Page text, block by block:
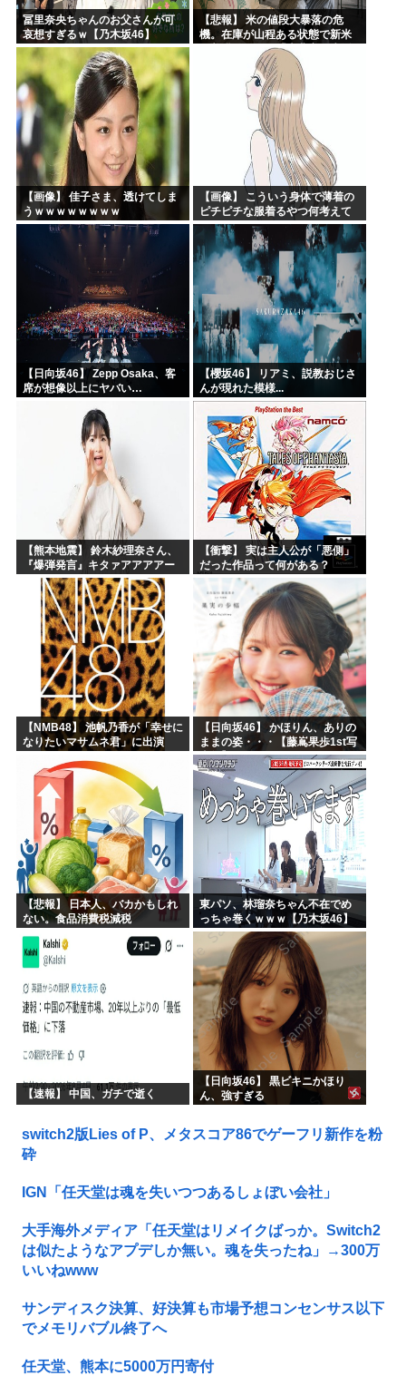
冨里奈央ちゃんのお父さんが可
哀想すぎるｗ【乃木坂46】
【悲報】 米の値段大暴落の危
機。在庫が山程ある状態で新米
の収穫始まる。「米農家が生活
【画像】 佳子さま、透けてしま
うｗｗｗｗｗｗｗｗ
【画像】 こういう身体で薄着の
ピチピチな服着るやつ何考えて
るんだよ
【日向坂46】 Zepp Osaka、客
席が想像以上にヤバい…
【櫻坂46】 リアミ、説教おじさ
んが現れた模様...
【熊本地震】 鈴木紗理奈さん、
『爆弾発言』キタァアアアアー
ーーーーー！！
【衝撃】 実は主人公が「悪側」
だった作品って何がある？
【NMB48】 池帆乃香が「幸せに
なりたいマサムネ君」に出演
【日向坂46】 かほりん、ありの
ままの姿・・・【藤嶌果歩1st写
真集】
【悲報】 日本人、バカかもしれ
ない。食品消費税減税
賛成してしまう
東パソ、林瑠奈ちゃん不在でめ
っちゃ巻くｗｗｗ【乃木坂46】
【速報】 中国、ガチで逝く
【日向坂46】 黒ビキニかほり
ん、強すぎる
switch2版Lies of P、メタスコア86でゲーフリ新作を粉
砕
IGN「任天堂は魂を失いつつあるしょぼい会社」
大手海外メディア「任天堂はリメイクばっか。Switch2
は似たようなアプデしか無い。魂を失ったね」→300万
いいねwww
サンディスク決算、好決算も市場予想コンセンサス以下
でメモリバブル終了へ
任天堂、熊本に5000万円寄付